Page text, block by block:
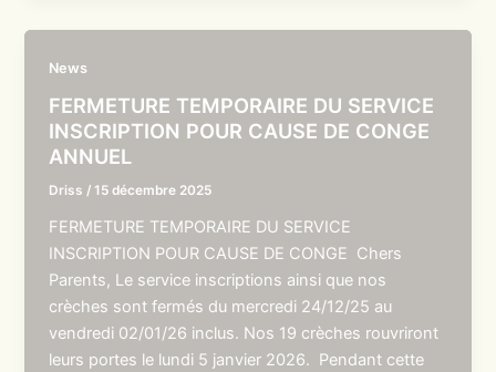
News
FERMETURE TEMPORAIRE DU SERVICE
INSCRIPTION POUR CAUSE DE CONGE
ANNUEL
Driss /15 décembre 2025
FERMETURE TEMPORAIRE DU SERVICE
INSCRIPTION POUR CAUSE DE CONGE Chers
Parents, Le service inscriptions ainsi que nos
crèches sont fermés du mercredi 24/12/25 au
vendredi 02/01/26 inclus. Nos 19 crèches rouvriront
leurs portes le lundi 5 janvier 2026. Pendant cette